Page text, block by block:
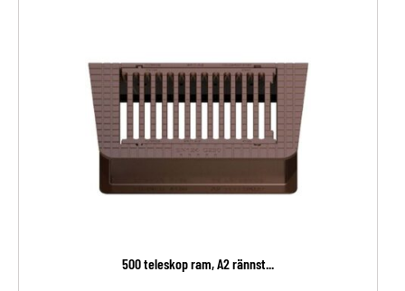
500 teleskop ram, A2 rännst...